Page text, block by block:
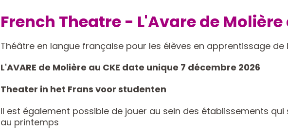
French Theatre - L'Avare de
Théâtre en langue française pour les élèves en apprentissage de
L'AVARE de Molière au CKE date unique 7 décembre 2026
Theater in het Frans voor studenten
Il est également possible de jouer au sein des établissements
au printemps